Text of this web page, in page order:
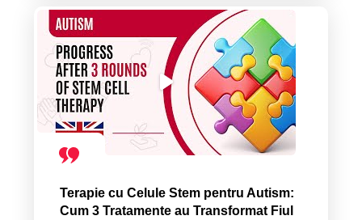
Terapie cu Celule Stem pentru Autism:
Cum 3 Tratamente au Transformat Fiul